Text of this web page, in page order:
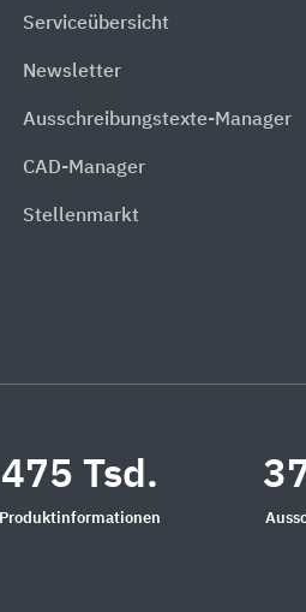
Serviceübersicht
Newsletter
Ausschreibungstexte-Manager
CAD-Manager
Stellenmarkt
475 Tsd.
Produktinformationen